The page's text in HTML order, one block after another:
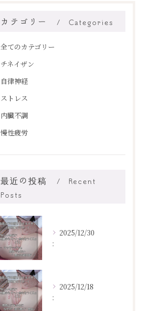
カテゴリー Categories
全てのカテゴリー
チネイザン
自律神経
ストレス
内臓不調
慢性疲労
最近の投稿
Recent
Posts
2025/12/30
:
2025/12/18
: